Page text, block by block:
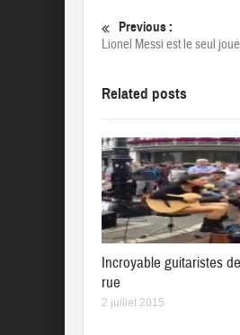
Previous :
Lionel Messi est le seul
Related posts
Incroyable guitaristes de
rue
2 juillet 2015